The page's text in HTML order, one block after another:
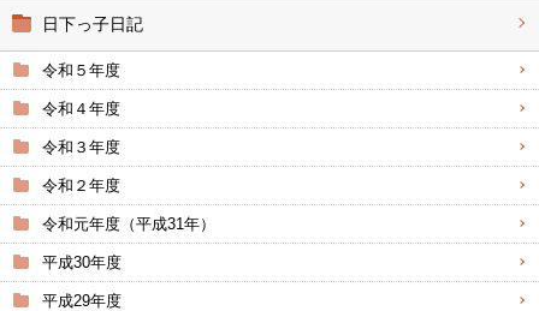
日下っ子日記
令和５年度
令和４年度
令和３年度
令和２年度
令和元年度（平成31年）
平成30年度
平成29年度